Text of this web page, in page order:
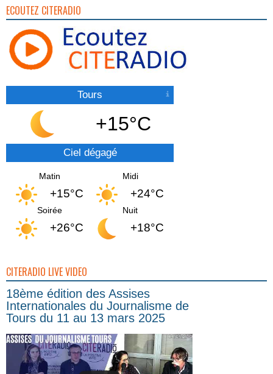
ECOUTEZ CITERADIO
Tours
+15°C
Ciel dégagé
Matin
+15°C
Midi
+24°C
Soirée
+26°C
Nuit
+18°C
CITERADIO LIVE VIDEO
18ème édition des Assises
Internationales du Journalisme de
Tours du 11 au 13 mars 2025